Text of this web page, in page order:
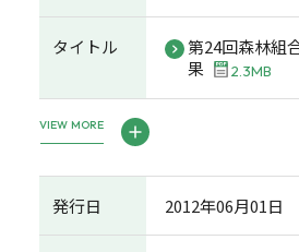
タイトル
第24回森林組
果
2.3MB
VIEW MORE
発行日 2012年06月01日